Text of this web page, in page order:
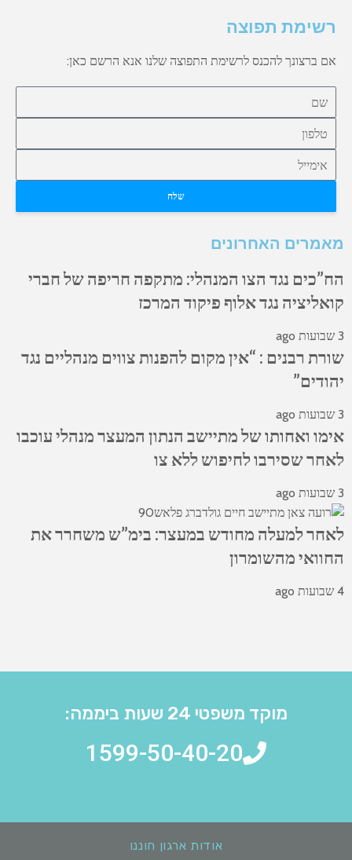
רשימת תפוצה
אם ברצונך להכנס לרשימת התפוצה שלנו אנא הרשם כאן:
שלח
מאמרים האחרונים
הח”כים נגד הצו המנהלי: מתקפה חריפה של חברי
קואליציה נגד אלוף פיקוד המרכז
3 שבועות ago
שורת רבנים : “אין מקום להפנות צווים מנהליים נגד
יהודים”
3 שבועות ago
אימו ואחותו של מתיישב הנתון המעצר מנהלי עוכבו
לאחר שסירבו לחיפוש ללא צו
3 שבועות ago
לאחר למעלה מחודש במעצר: בימ”ש משחרר את
החוואי מהשומרון
4 שבועות ago
מוקד משפטי 24 שעות ביממה:
1599-50-40-20
אודות ארגון חוננו